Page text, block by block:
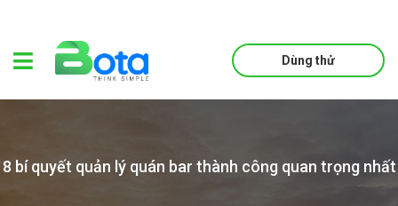
Dùng thử
8 bí quyết quản lý quán bar thành công quan trọng nhất